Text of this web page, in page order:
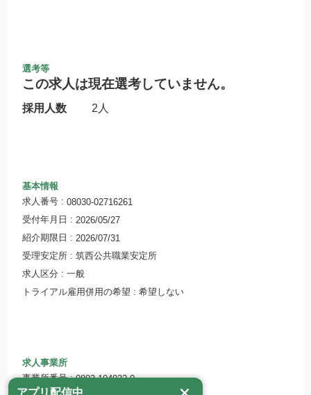
選考等
この求人は現在選考していません。
採用人数 2人
基本情報
求人番号
08030-02716261
受付年月日
2026/05/27
紹介期限日
2026/07/31
受理安定所
筑西公共職業安定所
求人区分
一般
トライアル雇用併用の希望
希望しない
求人事業所
事業所番号
0803-104032-0
アプリ配信中